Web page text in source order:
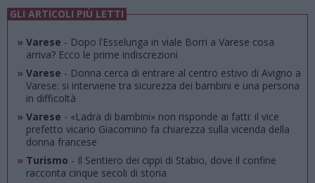
GLI ARTICOLI PIÙ LETTI
» Varese - Dopo l’Esselunga in viale Borri a Varese cosa
arriva? Ecco le prime indiscrezioni
» Varese - Donna cerca di entrare al centro estivo di Avigno a
Varese: si interviene tra sicurezza dei bambini e una persona
in difficoltà
» Varese - «Ladra di bambini» non risponde ai fatti: il vice
prefetto vicario Giacomino fa chiarezza sulla vicenda della
donna francese
» Turismo - Il Sentiero dei cippi di Stabio, dove il confine
racconta cinque secoli di storia